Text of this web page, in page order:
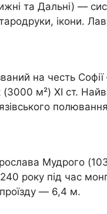
та Дальні) —
ікони.
на честь
м²) XI ст.
Мудрого
року під час
— 6,4 м.